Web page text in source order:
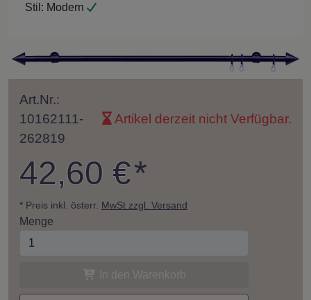
Stil: Modern
Art.Nr.:
10162111-
262819
Artikel derzeit nicht Verfügbar.
42,60 €*
* Preis inkl. österr. MwSt zzgl. Versand
Menge